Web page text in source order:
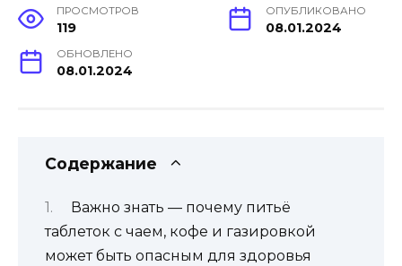
ПРОСМОТРОВ
119
ОПУБЛИКОВАНО
08.01.2024
ОБНОВЛЕНО
08.01.2024
Содержание
Важно знать — почему питьё
таблеток с чаем, кофе и газировкой
может быть опасным для здоровья